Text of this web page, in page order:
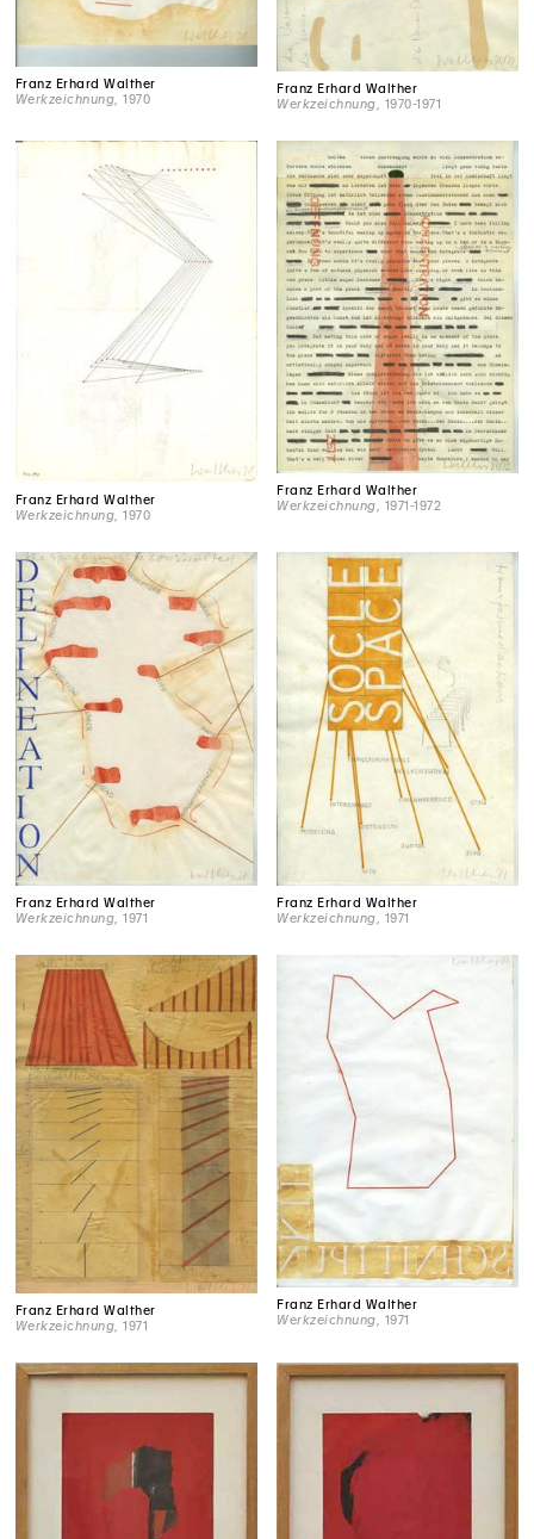
Franz Erhard Walther
Werkzeichnung , 1970
Franz Erhard Walther
Werkzeichnung , 1970-1971
Franz Erhard Walther
Werkzeichnung , 1970
Franz Erhard Walther
Werkzeichnung , 1971-1972
Franz Erhard Walther
Werkzeichnung , 1971
Franz Erhard Walther
Werkzeichnung , 1971
Franz Erhard Walther
Werkzeichnung , 1971
Franz Erhard Walther
Werkzeichnung , 1971